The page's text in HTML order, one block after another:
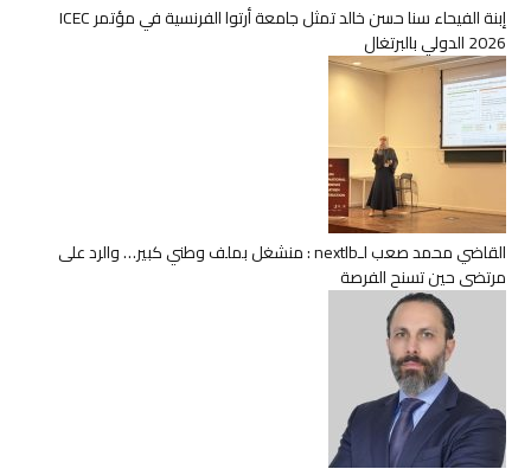
إبنة الفيحاء سنا حسن خالد تمثل جامعة أرتوا الفرنسية في مؤتمر ICEC
2026 الدولي بالبرتغال
القاضي محمد صعب لـnextlb : منشغل بملف وطني كبير… والرد على
مرتضى حين تسنح الفرصة